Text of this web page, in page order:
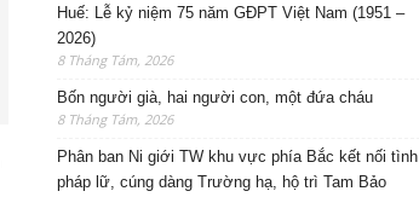
Huế: Lễ kỷ niệm 75 năm GĐPT Việt Nam (1951 –
2026)
8 Tháng Tám, 2026
Bốn người già, hai người con, một đứa cháu
8 Tháng Tám, 2026
Phân ban Ni giới TW khu vực phía Bắc kết nối tình
pháp lữ, cúng dàng Trường hạ, hộ trì Tam Bảo